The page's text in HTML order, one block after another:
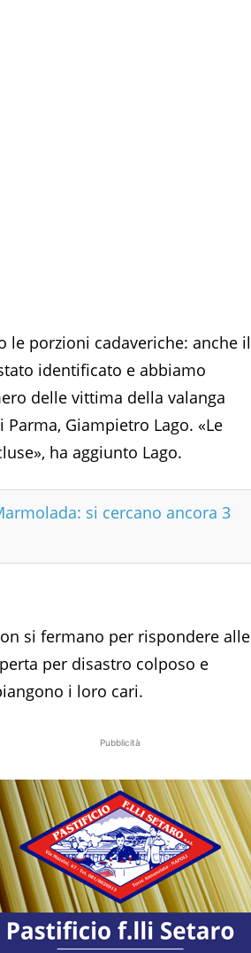
porzioni cadaveriche: anche il
identificato e abbiamo
delle vittima della valanga
Giampietro Lago. «Le
ha aggiunto Lago.
si cercano ancora 3
si fermano per rispondere alle
per disastro colposo e
i loro cari.
Pubblicità